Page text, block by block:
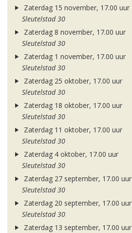
Zaterdag 15 november, 17.00 uur
Sleutelstad 30
Zaterdag 8 november, 17.00 uur
Sleutelstad 30
Zaterdag 1 november, 17.00 uur
Sleutelstad 30
Zaterdag 25 oktober, 17.00 uur
Sleutelstad 30
Zaterdag 18 oktober, 17.00 uur
Sleutelstad 30
Zaterdag 11 oktober, 17.00 uur
Sleutelstad 30
Zaterdag 4 oktober, 17.00 uur
Sleutelstad 30
Zaterdag 27 september, 17.00 uur
Sleutelstad 30
Zaterdag 20 september, 17.00 uur
Sleutelstad 30
Zaterdag 13 september, 17.00 uur